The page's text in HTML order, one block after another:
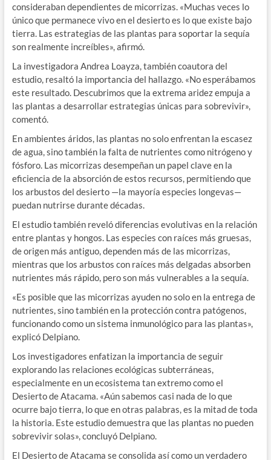
consideraban dependientes de micorrizas. «Muchas veces lo
único que permanece vivo en el desierto es lo que existe bajo
tierra. Las estrategias de las plantas para soportar la sequía
son realmente increíbles», afirmó.
La investigadora Andrea Loayza, también coautora del
estudio, resaltó la importancia del hallazgo. «No esperábamos
este resultado. Descubrimos que la extrema aridez empuja a
las plantas a desarrollar estrategias únicas para sobrevivir»,
comentó.
En ambientes áridos, las plantas no solo enfrentan la escasez
de agua, sino también la falta de nutrientes como nitrógeno y
fósforo. Las micorrizas desempeñan un papel clave en la
eficiencia de la absorción de estos recursos, permitiendo que
los arbustos del desierto —la mayoría especies longevas—
puedan nutrirse durante décadas.
El estudio también reveló diferencias evolutivas en la relación
entre plantas y hongos. Las especies con raíces más gruesas,
de origen más antiguo, dependen más de las micorrizas,
mientras que los arbustos con raíces más delgadas absorben
nutrientes más rápido, pero son más vulnerables a la sequía.
«Es posible que las micorrizas ayuden no solo en la entrega de
nutrientes, sino también en la protección contra patógenos,
funcionando como un sistema inmunológico para las plantas»,
explicó Delpiano.
Los investigadores enfatizan la importancia de seguir
explorando las relaciones ecológicas subterráneas,
especialmente en un ecosistema tan extremo como el
Desierto de Atacama. «Aún sabemos casi nada de lo que
ocurre bajo tierra, lo que en otras palabras, es la mitad de toda
la historia. Este estudio demuestra que las plantas no pueden
sobrevivir solas», concluyó Delpiano.
El Desierto de Atacama se consolida así como un verdadero